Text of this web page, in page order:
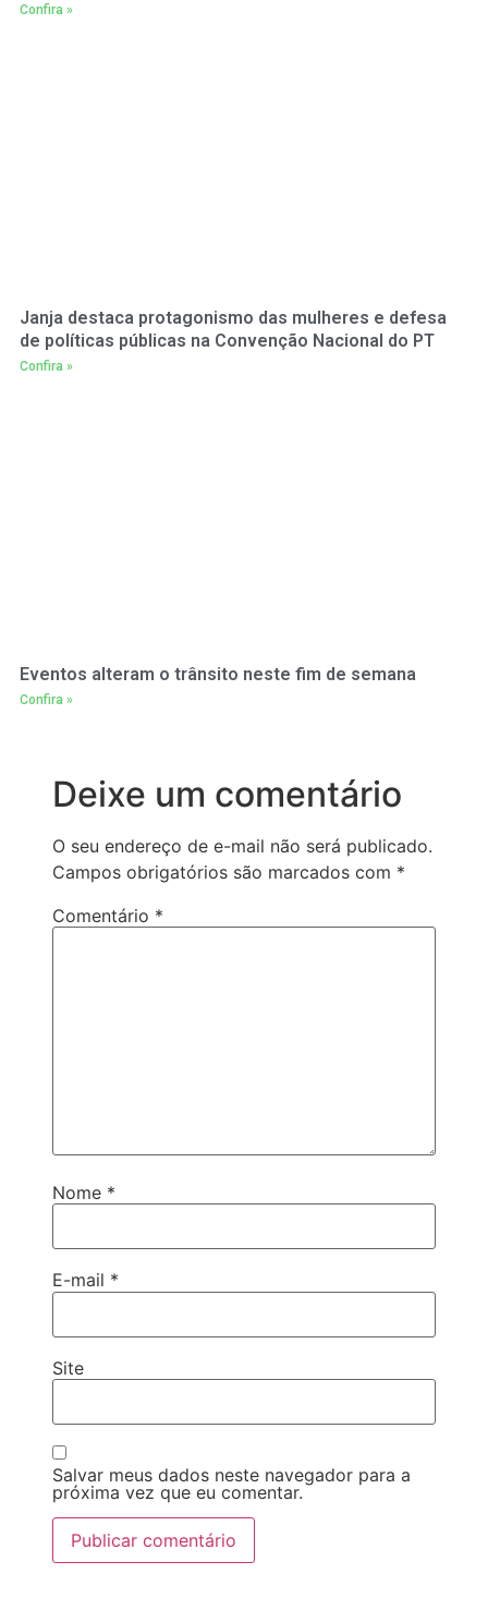
Confira »
Janja destaca protagonismo das mulheres e defesa
de políticas públicas na Convenção Nacional do PT
Confira »
Eventos alteram o trânsito neste fim de semana
Confira »
Deixe um comentário
O seu endereço de e-mail não será publicado.
Campos obrigatórios são marcados com *
Comentário *
Nome *
E-mail *
Site
Salvar meus dados neste navegador para a
próxima vez que eu comentar.